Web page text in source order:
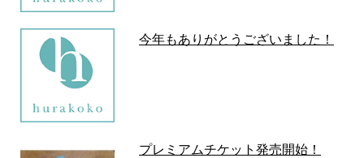
今年もありがとうございました！
プレミアムチケット発売開始！